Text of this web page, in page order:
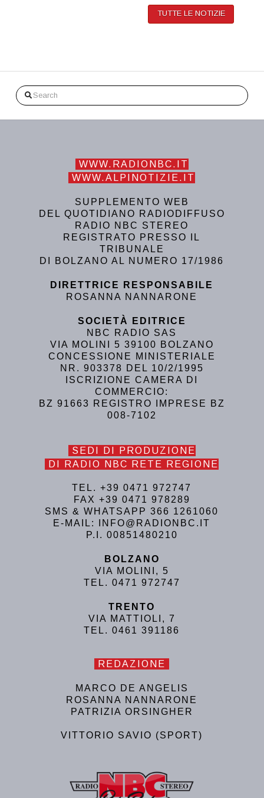
TUTTE LE NOTIZIE
Search
WWW.RADIONBC.IT
WWW.ALPINOTIZIE.IT
SUPPLEMENTO WEB
DEL QUOTIDIANO RADIODIFFUSO
RADIO NBC STEREO
REGISTRATO PRESSO IL
TRIBUNALE
DI BOLZANO AL NUMERO 17/1986
DIRETTRICE RESPONSABILE
ROSANNA NANNARONE
SOCIETÀ EDITRICE
NBC RADIO SAS
VIA MOLINI 5 39100 BOLZANO
CONCESSIONE MINISTERIALE
NR. 903378 DEL 10/2/1995
ISCRIZIONE CAMERA DI
COMMERCIO:
BZ 91663 REGISTRO IMPRESE BZ
008-7102
SEDI DI PRODUZIONE
DI RADIO NBC RETE REGIONE
TEL. +39 0471 972747
FAX +39 0471 978289
SMS & WHATSAPP 366 1261060
E-MAIL: INFO@RADIONBC.IT
P.I. 00851480210
BOLZANO
VIA MOLINI, 5
TEL. 0471 972747
TRENTO
VIA MATTIOLI, 7
TEL. 0461 391186
REDAZIONE
MARCO DE ANGELIS
ROSANNA NANNARONE
PATRIZIA ORSINGHER
VITTORIO SAVIO (SPORT)